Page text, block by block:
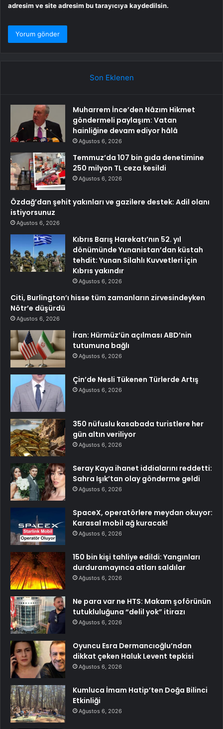
adresim ve site adresim bu tarayıcıya kaydedilsin.
Son Eklenen
Muharrem İnce’den Nâzım Hikmet
göndermeli paylaşım: Vatan
hainliğine devam ediyor hâlâ
Ağustos 6, 2026
Temmuz’da 107 bin gıda denetimine
250 milyon TL ceza kesildi
Ağustos 6, 2026
Özdağ’dan şehit yakınları ve gazilere destek: Adil olanı
istiyorsunuz
Ağustos 6, 2026
Kıbrıs Barış Harekatı’nın 52. yıl
dönümünde Yunanistan’dan küstah
tehdit: Yunan Silahlı Kuvvetleri için
Kıbrıs yakındır
Ağustos 6, 2026
Citi, Burlington’ı hisse tüm zamanların zirvesindeyken
Nötr’e düşürdü
Ağustos 6, 2026
İran: Hürmüz’ün açılması ABD’nin
tutumuna bağlı
Ağustos 6, 2026
Çin’de Nesli Tükenen Türlerde Artış
Ağustos 6, 2026
350 nüfuslu kasabada turistlere her
gün altın veriliyor
Ağustos 6, 2026
Seray Kaya ihanet iddialarını reddetti:
Sahra Işık’tan olay gönderme geldi
Ağustos 6, 2026
SpaceX, operatörlere meydan okuyor:
Karasal mobil ağ kuracak!
Ağustos 6, 2026
150 bin kişi tahliye edildi: Yangınları
durduramayınca atları saldılar
Ağustos 6, 2026
Ne para var ne HTS: Makam şoförünün
tutukluluğuna “delil yok” itirazı
Ağustos 6, 2026
Oyuncu Esra Dermancıoğlu’ndan
dikkat çeken Haluk Levent tepkisi
Ağustos 6, 2026
Kumluca İmam Hatip’ten Doğa Bilinci
Etkinliği
Ağustos 6, 2026